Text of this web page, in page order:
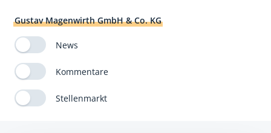
Gustav Magenwirth GmbH & Co. KG
News
Kommentare
Stellenmarkt